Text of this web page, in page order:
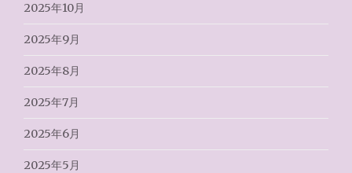
2025年10月
2025年9月
2025年8月
2025年7月
2025年6月
2025年5月